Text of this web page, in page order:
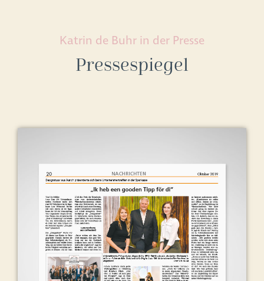
Katrin de Buhr in der Presse
Pressespiegel